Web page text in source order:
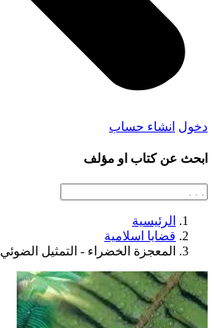
دخول انشاء حساب
ابحث عن كتاب او مؤلف
الرئيسية
قضايا اسلامية
المعجزة الخضراء - التمثيل الضوئي